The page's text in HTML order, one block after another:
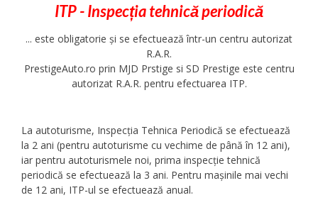
ITP - Inspecția tehnică periodică
... este obligatorie și se efectuează într-un centru autorizat
R.A.R.
PrestigeAuto.ro prin MJD Prstige si SD Prestige este centru
autorizat R.A.R. pentru efectuarea ITP.
La autoturisme, Inspecția Tehnica Periodică se efectuează
la 2 ani (pentru autoturisme cu vechime de până în 12 ani),
iar pentru autoturismele noi, prima inspecție tehnică
periodică se efectuează la 3 ani. Pentru mașinile mai vechi
de 12 ani, ITP-ul se efectuează anual.